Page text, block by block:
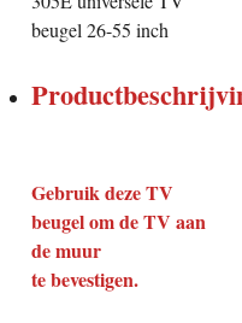
beugel 26-55 inch
Gebruik deze TV
beugel om de TV aan
de muur
te bevestigen.